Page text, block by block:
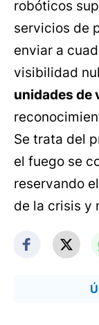
robóticos
servicios de
enviar a
visibilidad
unidades de
Se trata del
el fuego se
reservando
de la crisis y